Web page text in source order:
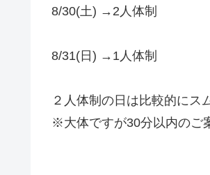
8/30(土) →2人体制
8/31(日) →1人体制
２人体制の日は比較的にス
※大体ですが30分以内のご